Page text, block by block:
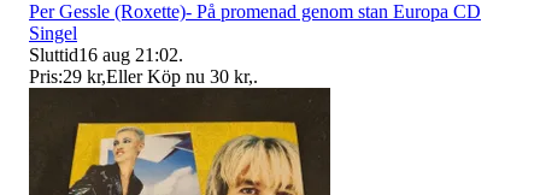
Per Gessle (Roxette)- På promenad genom stan Europa CD
Singel
Sluttid16 aug 21:02.
Pris:29 kr,Eller Köp nu 30 kr,.